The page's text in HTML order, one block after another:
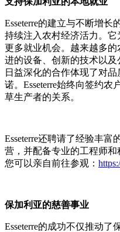
Esseterre的建立与不断增
持续注入农村经济活力。
更多就业机会。越来越多的
进的设备、创新的技术以
日益深化的合作体现了对
诺。Esseterre始终向签约
草生产者的关系。
Esseterre还聘请了经验丰
营，并配备专业的工程师和
您可以亲自前往参观：
保加利亚的慈善事业
Esseterre的成功不仅推动